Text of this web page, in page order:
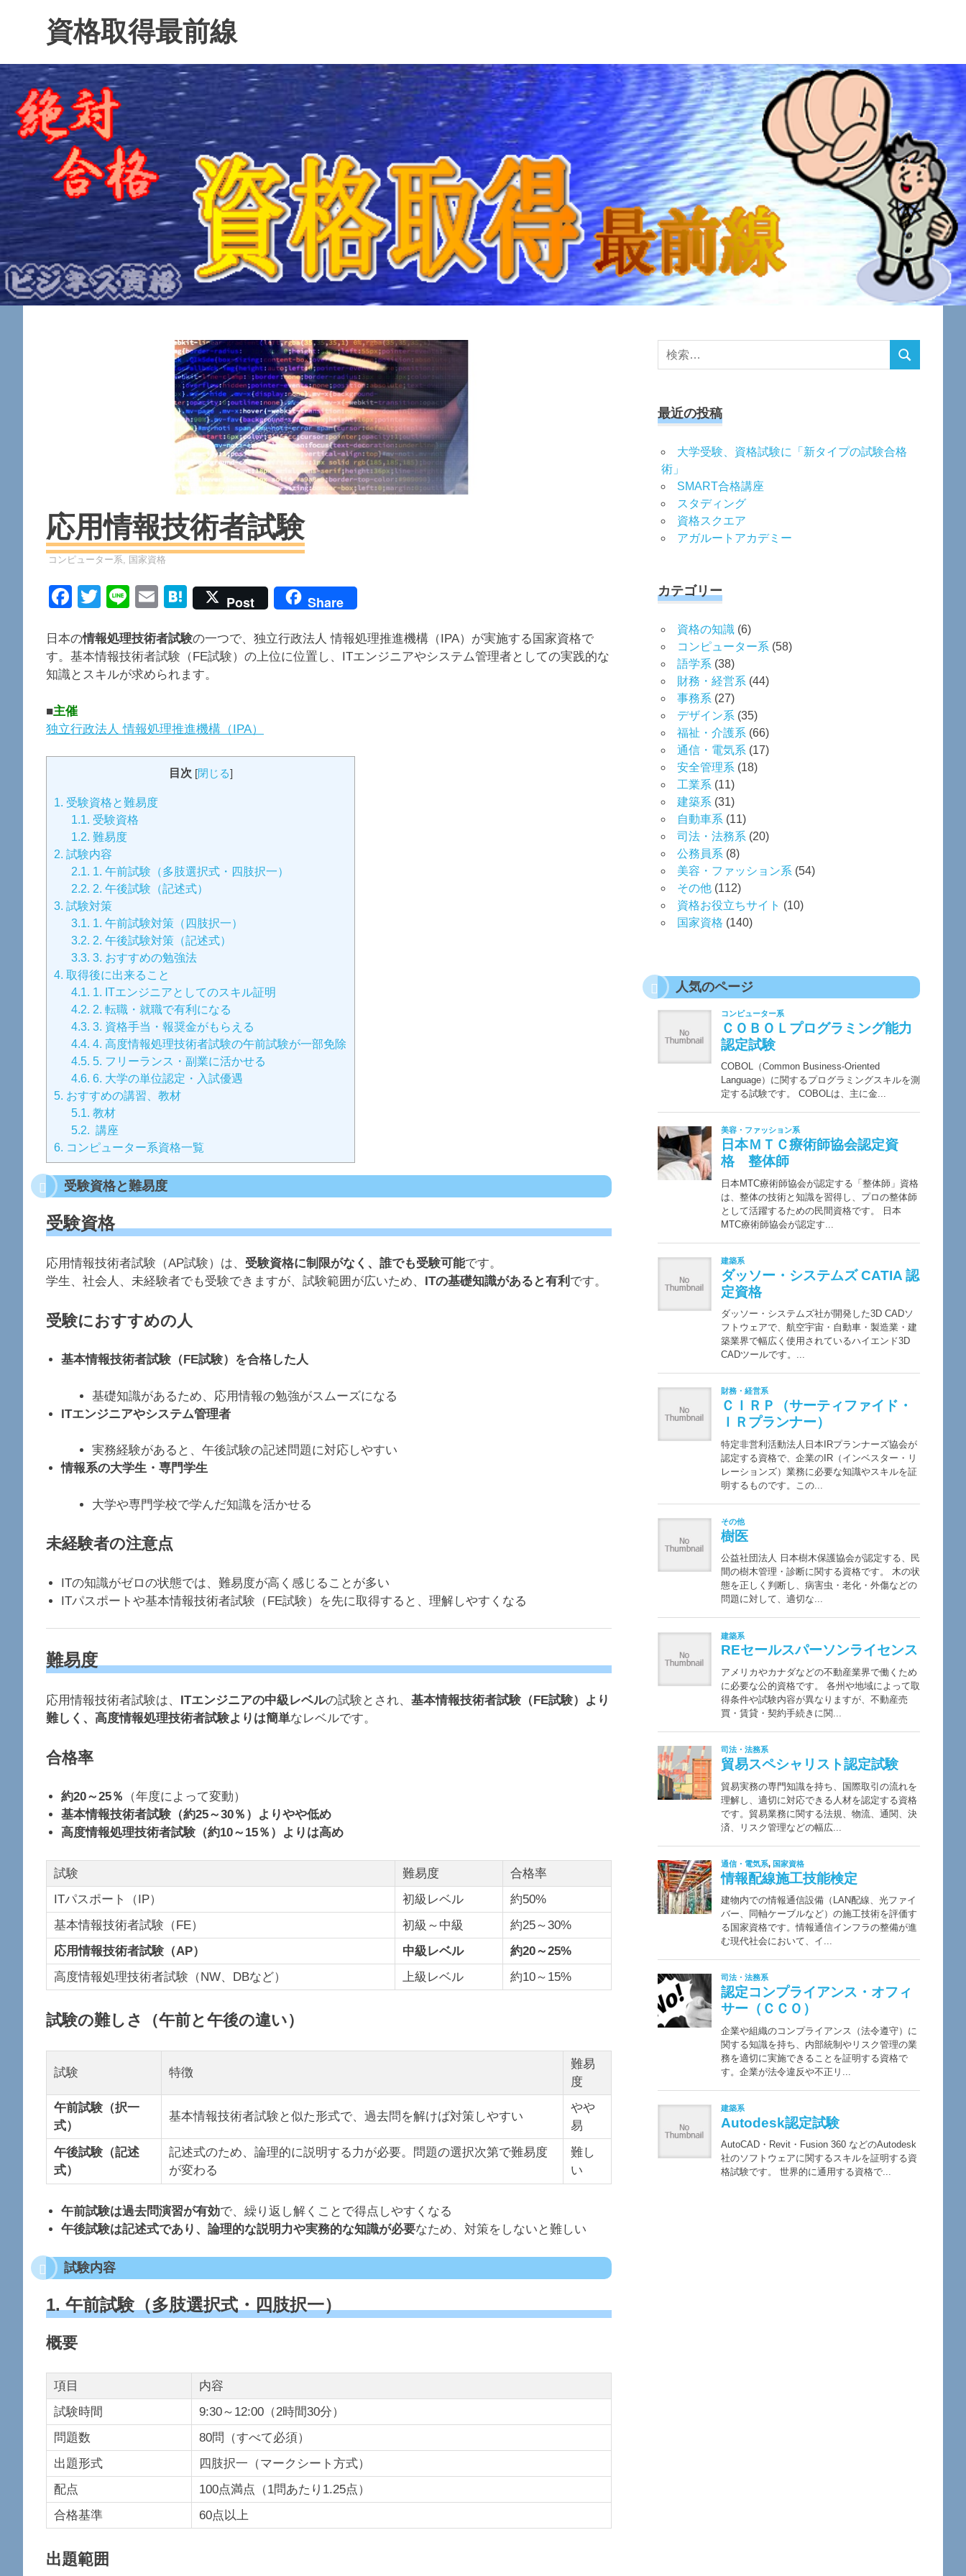
ツ
ス
キ
ッ
プ
資格取得最前線
応用情報技術者試験
資格
コンピューター系, 国家資格
Facebook
TwitterLineEmailHatena
Post Share
日本の情報処理技術者試験の一つで、独立行政法人 情報処理推進機構（IPA）が実施する国家資格で
す。基本情報技術者試験（FE試験）の上位に位置し、ITエンジニアやシステム管理者としての実践的な
知識とスキルが求められます。
■主催
独立行政法人 情報処理推進機構（IPA）
目次 [閉じる]
1. 受験資格と難易度
1.1. 受験資格
1.2. 難易度
2. 試験内容
2.1. 1. 午前試験（多肢選択式・四肢択一）
2.2. 2. 午後試験（記述式）
3. 試験対策
3.1. 1. 午前試験対策（四肢択一）
3.2. 2. 午後試験対策（記述式）
3.3. 3. おすすめの勉強法
4. 取得後に出来ること
4.1. 1. ITエンジニアとしてのスキル証明
4.2. 2. 転職・就職で有利になる
4.3. 3. 資格手当・報奨金がもらえる
4.4. 4. 高度情報処理技術者試験の午前試験が一部免除
4.5. 5. フリーランス・副業に活かせる
4.6. 6. 大学の単位認定・入試優遇
5. おすすめの講習、教材
5.1. 教材
5.2. 講座
6. コンピューター系資格一覧
受験資格と難易度
受験資格
応用情報技術者試験（AP試験）は、 受験資格に制限がなく、誰でも受験可能です。
学生、社会人、未経験者でも受験できますが、試験範囲が広いため、 ITの基礎知識があると有利 です。
受験におすすめの人
基本情報技術者試験（FE試験）を合格した人
基礎知識があるため、応用情報の勉強がスムーズになる
ITエンジニアやシステム管理者
実務経験があると、午後試験の記述問題に対応しやすい
情報系の大学生・専門学生
大学や専門学校で学んだ知識を活かせる
未経験者の注意点
ITの知識がゼロの状態では、難易度が高く感じることが多い
ITパスポートや基本情報技術者試験（FE試験）を先に取得すると、理解しやすくなる
難易度
応用情報技術者試験は、 ITエンジニアの中級レベルの試験とされ、 基本情報技術者試験（FE試験）より
難しく、高度情報処理技術者試験よりは簡単なレベルです。
合格率
約20～25％
（年度によって変動）
基本情報技術者試験（約25～30％）よりやや低め
高度情報処理技術者試験（約10～15％）よりは高め
試験 難易度
合格率
ITパスポート（IP）
初級レベル
約50%
基本情報技術者試験（FE）
初級～中級
約25～30%
応用情報技術者試験（AP）
中級レベル
約20～25%
高度情報処理技術者試験（NW、DBなど）
上級レベル 約10～15%
試験の難しさ（午前と午後の違い）
試験 特徴
難易
度
午前試験（択一
式）
基本情報技術者試験と似た形式で、過去問を解けば対策しやすい
やや
易
午後試験（記述
式）
記述式のため、論理的に説明する力が必要。問題の選択次第で難易度
が変わる
難し
い
午前試験は過去問演習が有効で、繰り返し解くことで得点しやすくなる
午後試験は記述式であり、論理的な説明力や実務的な知識が必要なため、対策をしないと難しい
試験内容
1. 午前試験（多肢選択式・四肢択一）
概要
項目
内容
試験時間
9:30～12:00（2時間30分）
問題数
80問（すべて必須）
出題形式
四肢択一（マークシート方式）
配点
100点満点（1問あたり1.25点）
合格基準
60点以上
出題範囲
検
検
最近の投稿
大学受験、資格試験に「新タイプの試験合格
術」
SMART合格講座
スタディング
資格スクエア
アガルートアカデミー
カテゴリー
資格の知識 (6)
コンピューター系 (58)
語学系 (38)
財務・経営系 (44)
事務系 (27)
デザイン系 (35)
福祉・介護系 (66)
通信・電気系 (17)
安全管理系 (18)
工業系 (11)
建築系 (31)
自動車系 (11)
司法・法務系 (20)
公務員系 (8)
美容・ファッション系 (54)
その他 (112)
資格お役立ちサイト (10)
国家資格 (140)
人気のページ